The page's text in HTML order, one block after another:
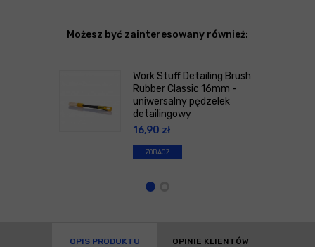
Możesz być zainteresowany również:
Work Stuff Detailing Brush
Rubber Classic 16mm -
uniwersalny pędzelek
detailingowy
16,90 zł
ZOBACZ
OPIS PRODUKTU OPINIE KLIENTÓW